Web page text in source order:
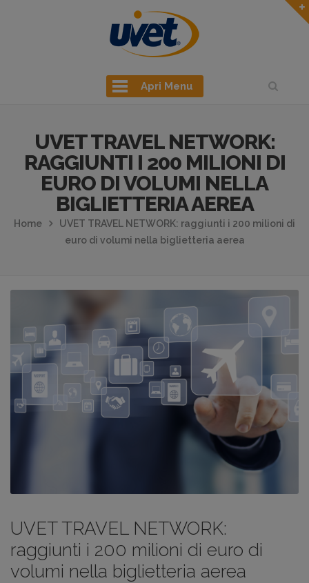
Apri Menu
UVET TRAVEL NETWORK:
RAGGIUNTI I 200 MILIONI DI
EURO DI VOLUMI NELLA
BIGLIETTERIA AEREA
Home
UVET TRAVEL NETWORK: raggiunti i 200 milioni di
euro di volumi nella biglietteria aerea
UVET TRAVEL NETWORK:
raggiunti i 200 milioni di euro di
volumi nella biglietteria aerea